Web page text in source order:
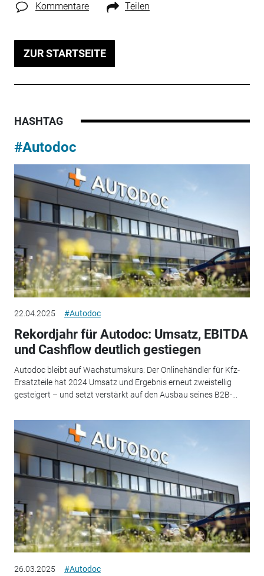
Kommentare Teilen
ZUR STARTSEITE
HASHTAG
#Autodoc
22.04.2025 #Autodoc
Rekordjahr für Autodoc: Umsatz, EBITDA
und Cashflow deutlich gestiegen
Autodoc bleibt auf Wachstumskurs: Der Onlinehändler für Kfz-
Ersatzteile hat 2024 Umsatz und Ergebnis erneut zweistellig
gesteigert – und setzt verstärkt auf den Ausbau seines B2B-...
26.03.2025 #Autodoc